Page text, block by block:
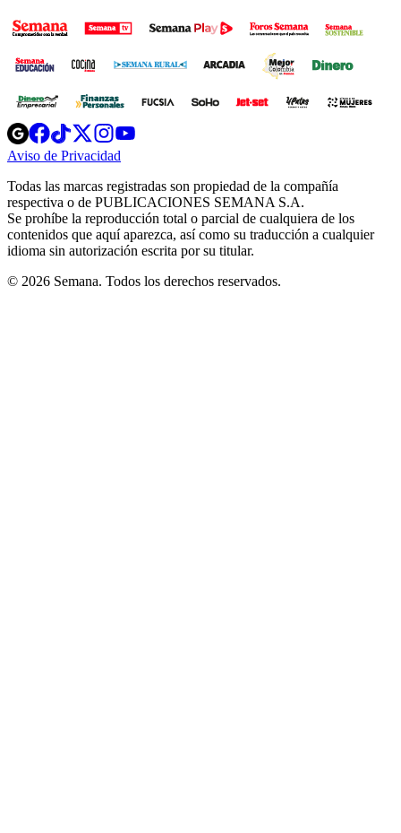
Opens
in
new
Opens
in
new
Opens
in
new
window
Opens
new
windowwindow
Aviso de Privacidad
new
window
Todas las marcas registradas son propiedad de la compañía
respectiva o de PUBLICACIONES SEMANA S.A.
Se prohíbe la reproducción total o parcial de cualquiera de los
contenidos que aquí aparezca, así como su traducción a cualquier
idioma sin autorización escrita por su titular.
© 2026 Semana. Todos los derechos reservados.